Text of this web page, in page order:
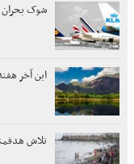
شوک بحران
این آخر
تلاش